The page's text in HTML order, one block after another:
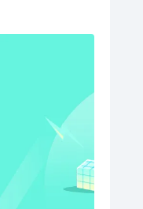
键分享、查看
机里的各类压
用您过多的手
工具，RAR、
，均可识别
夹的内存情
您更好地进行
。